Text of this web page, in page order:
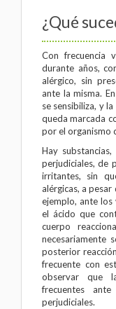
¿Qué
Con frecuencia
durante años,
alérgico, sin
ante la misma.
se sensibiliza, y
queda marcada
por el organismo
Hay
perjudiciales, de
irritantes, sin
alérgicas, a
ejemplo, ante los
el ácido que
cuerpo
necesariamente
posterior
frecuente con
observar que
frecuentes
perjudiciales.